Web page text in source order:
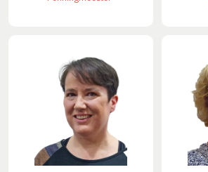
De concertcommissie (2017-2018)
Musical Sing-Along en Corona (2019-2021)
Stabiliteit (2022-2024)